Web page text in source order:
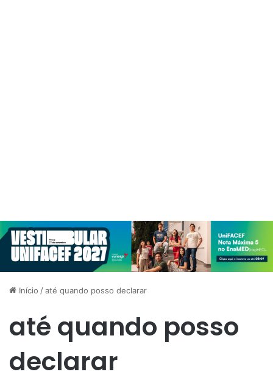
Início /até quando posso declarar
até quando posso
declarar